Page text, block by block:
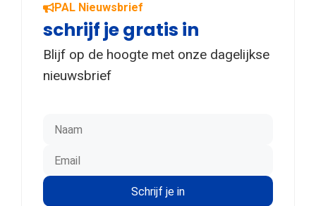
PAL Nieuwsbrief
schrijf je gratis in
Blijf op de hoogte met onze dagelijkse
nieuwsbrief